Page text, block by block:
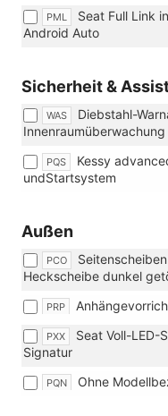
PML
Seat Full Link
Android Auto
Sicherheit &
WAS
Diebstahl-
PQS
Kessy
undStartsystem
Außen
PCO
Heckscheibe dunkel
PRP
PXX
Seat Voll-LED-
Signatur
PQN Ohne